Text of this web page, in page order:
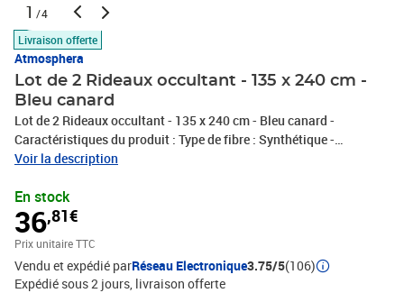
1 /4
Livraison offerte
Atmosphera
Lot de 2 Rideaux occultant - 135 x 240 cm -
Bleu canard
Lot de 2 Rideaux occultant - 135 x 240 cm - Bleu canard -
Caractéristiques du produit : Type de fibre : Synthétique -
Utilisation : Intérieur - Dimensions : L. 135 x P. 0,2 x H. 240 cm
Voir la description
En stock
36,81€
Prix unitaire TTC
Vendu et expédié parRéseau Electronique3.75/5(106)
Expédié sous 2 jours livraison offerte